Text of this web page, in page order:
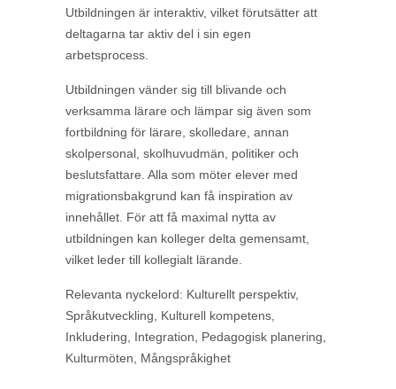
Utbildningen är interaktiv, vilket förutsätter att
deltagarna tar aktiv del i sin egen
arbetsprocess.
Utbildningen vänder sig till blivande och
verksamma lärare och lämpar sig även som
fortbildning för lärare, skolledare, annan
skolpersonal, skolhuvudmän, politiker och
beslutsfattare. Alla som möter elever med
migrationsbakgrund kan få inspiration av
innehållet. För att få maximal nytta av
utbildningen kan kolleger delta gemensamt,
vilket leder till kollegialt lärande.
Relevanta nyckelord: Kulturellt perspektiv,
Språkutveckling, Kulturell kompetens,
Inkludering, Integration, Pedagogisk planering,
Kulturmöten, Mångspråkighet